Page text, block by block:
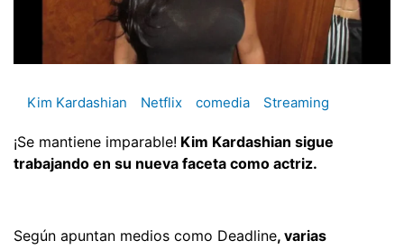
Kim Kardashian Netflix comedia Streaming
¡Se mantiene imparable! Kim Kardashian sigue
trabajando en su nueva faceta como actriz.
Según apuntan medios como Deadline, varias